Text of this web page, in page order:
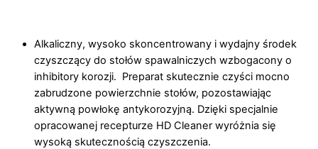
Alkaliczny, wysoko skoncentrowany i wydajny środek
czyszczący do stołów spawalniczych wzbogacony o
inhibitory korozji. Preparat skutecznie czyści mocno
zabrudzone powierzchnie stołów, pozostawiając
aktywną powłokę antykorozyjną. Dzięki specjalnie
opracowanej recepturze HD Cleaner wyróżnia się
wysoką skutecznością czyszczenia.